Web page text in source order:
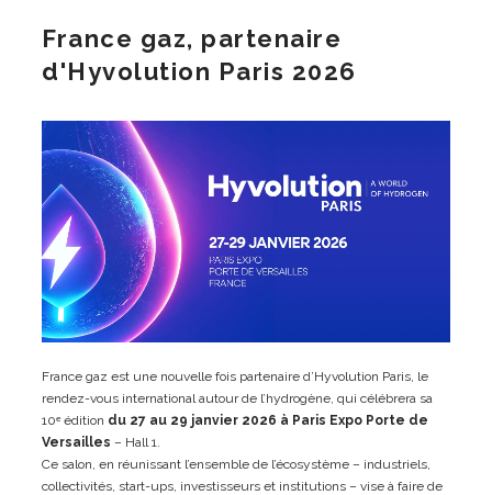
France gaz, partenaire
d'Hyvolution Paris 2026
France gaz est une nouvelle fois partenaire d’Hyvolution Paris, le
rendez-vous international autour de l’hydrogène, qui célébrera sa
10ᵉ édition du 27 au 29 janvier 2026 à Paris Expo Porte de
Versailles – Hall 1.
Ce salon, en réunissant l’ensemble de l’écosystème – industriels,
collectivités, start-ups, investisseurs et institutions – vise à faire de